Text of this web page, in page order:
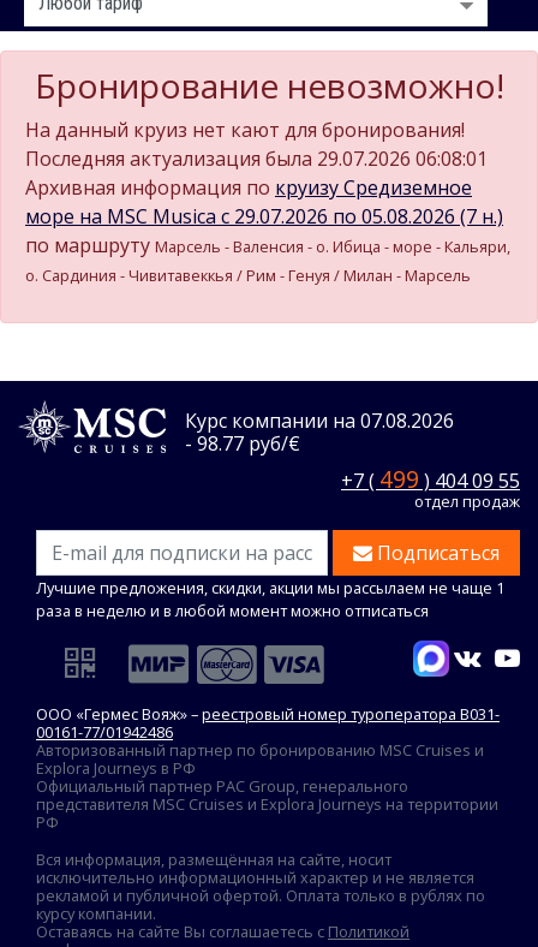
Бронирование невозможно!
На данный круиз нет кают для бронирования!
Последняя актуализация была 29.07.2026 06:08:01
Архивная информация по круизу Средиземное
море на MSC Musica c 29.07.2026 по 05.08.2026 (7 н.)
по маршруту Марсель - Валенсия - о. Ибица - море - Кальяри,
о. Сардиния - Чивитавеккья / Рим - Генуя / Милан - Марсель
Курс компании на 07.08.2026
- 98.77 руб/€
+7 ( 499 ) 404 09 55
отдел продаж
Подписаться
Лучшие предложения, скидки, акции мы рассылаем не чаще 1
раза в неделю и в любой момент можно отписаться
ООО «Гермес Вояж» –реестровый номер туроператора В031-
00161-77/01942486
Авторизованный партнер по бронированию MSC Cruises и
Explora Journeys в РФ
Официальный партнер PAC Group, генерального
представителя MSC Cruises и Explora Journeys на территории
РФ
Вся информация, размещённая на сайте, носит
исключительно информационный характер и не является
рекламой и публичной офертой. Оплата только в рублях по
курсу компании.
Оставаясь на сайте Вы соглашаетесь с Политикой